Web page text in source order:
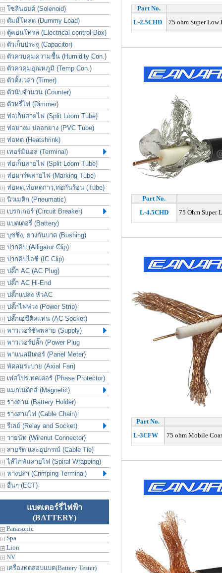
โซลินอยด์ (Solenoid)
ดัมมี่โหลด (Dummy Load)
ตู้คอนโทรล (Electrical control Box)
ตัวเก็บประจุ (Capacitor)
ตัวควบคุมความชื้น (Humidity Con.)
ตัวควคุมอุณหภูมิ (Temp Con.)
ตัวตั้งเวลา (Timer)
ตัวนับจำนวน (Counter)
ตัวหรี่ไฟ (Dimmer)
ท่อเก็บสายไฟ (Split Loom Tube)
ท่อยางม ปลอกยาง (PVC Tube)
ท่อหด (Heatshrink)
เทอร์มินอล (Terminal)
ท่อเก็บสายไฟ (Split Loom Tube)
ท่อมาร์คสายไฟ (Marking Tube)
ท่อหด,ท่อหดกาว,ท่อกันร้อน (Tube)
นิวเมติก (Pneumatic)
เบรกเกอร์ (Circuit Breaker)
แบตเตอรี่ (Battery)
บุชชิ่ง, ยางกันบาด (Bushing)
ปากคีบ (Alligator Clip)
ปากคีบไอซี (IC Clip)
ปลั๊ก AC (AC Plug)
ปลั๊ก AC Hi-End
ปลั๊กแปลง หัวAC
ปลั๊กไฟพ่วง (Power Strip)
ปลั๊กเอซีติดแท่น (AC Socket)
พาวเวอร์ซัพพลาย (Supply)
พาวเวอร์ปลั๊ก (Power Plug
พาแนลมิเตอร์ (Panel Meter)
พัดลมระบาย (Axial Fan)
เฟสโปรเทคเตอร์ (Phase Protector)
แมกเนติกส์ (Magnetic)
รางถ่าน (Battery Holder)
รางสายไฟ (Cable Chain)
รีเลย์ (Relay and Socket)
วายนัท (Wirenut Connector)
สายรัด และอุปกรณ์ (Cable Tie)
ไส้ไก่พันสายไฟ (Spiral Wrapping)
หางปลา (Crimping Terminal)
อื่นๆ (ECT)
แบตเตอร์รี่ไฟฟ้า
(BATTERY)
Panasonic
Spa
Lion
NV
เครื่องทดสอบแบต(Battery Tester)
Part No.
L-2.5CHD
75 ohm Super Low
Part No.
L-4.5CHD
75 Ohm Super
Part No.
L-3CFW
75 ohm Mobile